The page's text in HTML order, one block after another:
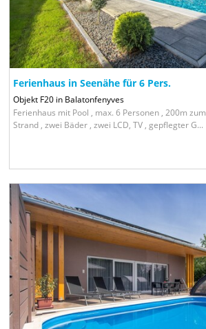
Ferienhaus in Seenähe für 6 Pers.
Objekt F20 in Balatonfenyves
Ferienhaus mit Pool , max. 6 Personen , 200m zum
Strand , zwei Bäder , zwei LCD, TV , gepflegter G...